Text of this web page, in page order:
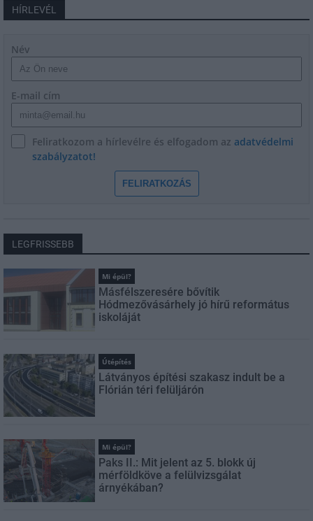
HÍRLEVÉL
Név
E-mail cím
Feliratkozom a hírlevélre és elfogadom az adatvédelmi
szabályzatot!
FELIRATKOZÁS
LEGFRISSEBB
Mi épül?
Másfélszeresére bővítik
Hódmezővásárhely jó hírű református
iskoláját
Útépítés
Látványos építési szakasz indult be a
Flórián téri felüljárón
Mi épül?
Paks II.: Mit jelent az 5. blokk új
mérföldköve a felülvizsgálat
árnyékában?